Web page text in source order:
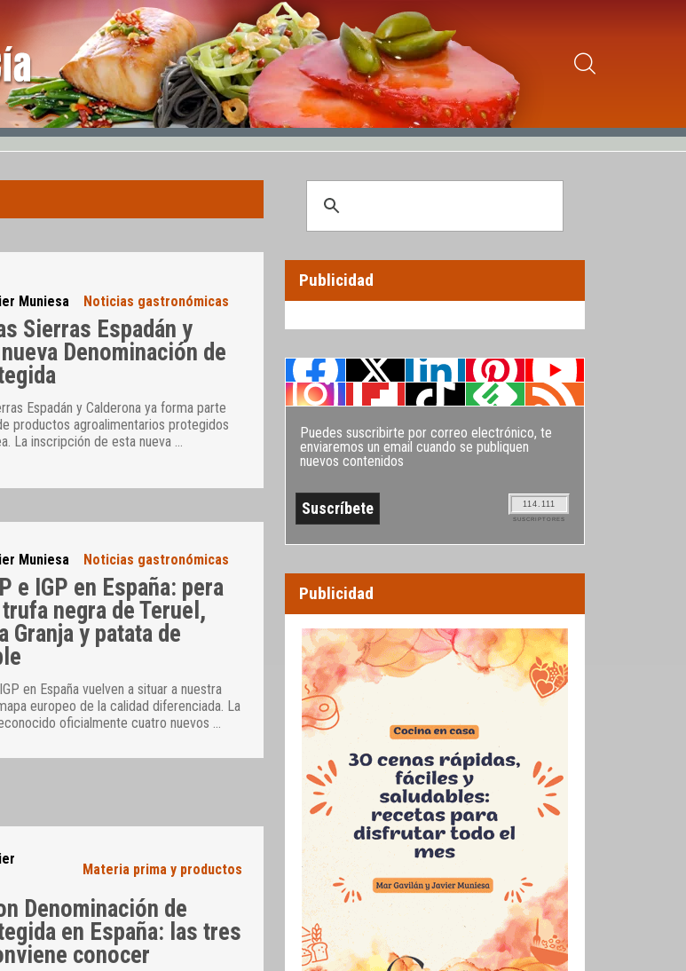
Muniesa Noticias gastronómicas
Sierras Espadán y
Denominación de
Espadán y Calderona ya forma parte
productos agroalimentarios protegidos
La inscripción de esta nueva …
Muniesa Noticias gastronómicas
e IGP en España: pera
negra de Teruel,
Granja y patata de
en España vuelven a situar a nuestra
europeo de la calidad diferenciada. La
oficialmente cuatro nuevos …
Materia prima y productos
Denominación de
en España: las tres
conocer
Publicidad
Puedes suscribirte por correo electrónico, te
enviaremos un email cuando se publiquen
nuevos contenidos
114.111
SUSCRIPTORES
Publicidad